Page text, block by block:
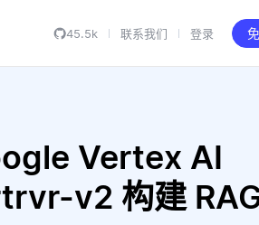
45.5k 联系我们 登录
Vertex AI
v2 构建